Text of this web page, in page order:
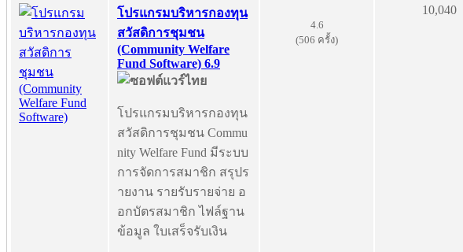
โปรแกรมบริหารกองทุน
สวัสดิการชุมชน
(Community Welfare
Fund Software) 6.9
โปรแกรมบริหารกองทุน
สวัสดิการชุมชน Commu
nity Welfare Fund มีระบบ
การจัดการสมาชิก สรุปร
ายงาน รายรับรายจ่าย อ
อกบัตรสมาชิก ไฟล์ฐาน
ข้อมูล ใบเสร็จรับเงิน
4.6
(506 ครั้ง)
10,040